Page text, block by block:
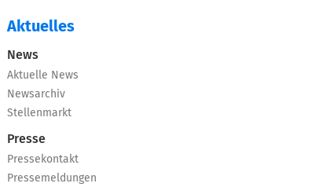
Aktuelles
News
Aktuelle News
Newsarchiv
Stellenmarkt
Presse
Pressekontakt
Pressemeldungen